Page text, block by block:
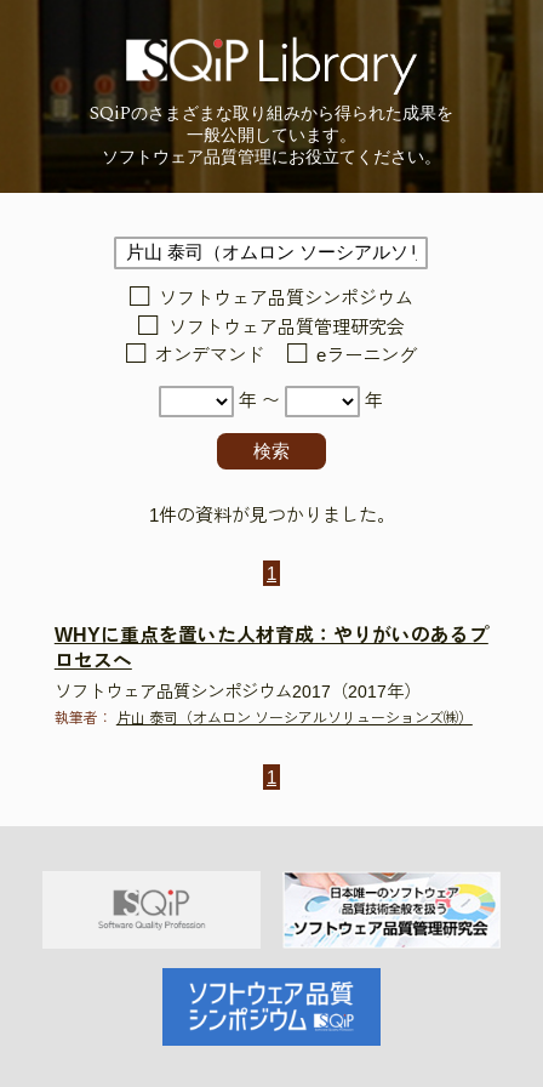
SQiPのさまざまな取り組みから得られた成果を
一般公開しています。
ソフトウェア品質管理にお役立てください。
ソフトウェア品質シンポジウム
ソフトウェア品質管理研究会
オンデマンド
eラーニング
年 〜 年
1件の資料が見つかりました。
1
WHYに重点を置いた人材育成：やりがいのあるプ
ロセスへ
ソフトウェア品質シンポジウム2017（2017年）
執筆者： 片山 泰司（オムロン ソーシアルソリューションズ㈱）
1